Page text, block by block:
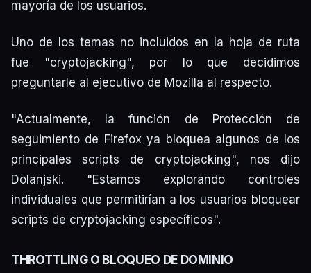
mayoría de los usuarios.
Uno de los temas no incluidos en la hoja de ruta
fue "cryptojacking", por lo que decidimos
preguntarle al ejecutivo de Mozilla al respecto.
"Actualmente, la función de Protección de
seguimiento de Firefox ya bloquea algunos de los
principales scripts de cryptojacking", nos dijo
Dolanjski. "Estamos explorando controles
individuales que permitirían a los usuarios bloquear
scripts de cryptojacking específicos".
THROTTLING O BLOQUEO DE DOMINIO